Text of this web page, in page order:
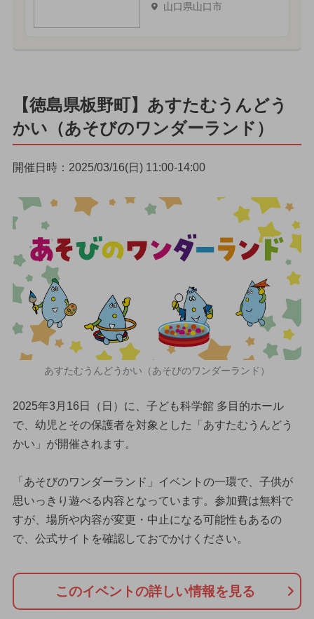
山口県山口市
【徳島県板野町】あすたむうんどう
かい（あそびのワンダーランド）
開催日時：2025/03/16(日) 11:00-14:00
あすたむうんどうかい（あそびのワンダーランド）
2025年3月16日（日）に、子ども科学館 多目的ホール
で、幼児とその保護者を対象とした「あすたむうんどう
かい」が開催されます。
「あそびのワンダーランド」イベントの一環で、子供が
思いっきり遊べる内容となっています。参加費は無料で
すが、場所や内容が変更・中止になる可能性もあるの
で、公式サイトを確認しておでかけください。
このイベントの詳しい情報を見る